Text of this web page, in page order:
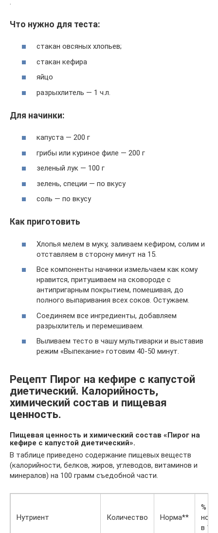
Что нужно для теста:
стакан овсяных хлопьев;
стакан кефира
яйцо
разрыхлитель — 1 ч.л.
Для начинки:
капуста — 200 г
грибы или куриное филе — 200 г
зеленый лук — 100 г
зелень, специи — по вкусу
соль — по вкусу
Как приготовить
Хлопья мелем в муку, заливаем кефиром, солим и
отставляем в сторону минут на 15.
Все компоненты начинки измельчаем как кому
нравится, притушиваем на сковороде с
антипригарным покрытием, помешивая, до
полного выпаривания всех соков. Остужаем.
Соединяем все ингредиенты, добавляем
разрыхлитель и перемешиваем.
Выливаем тесто в чашу мультиварки и выставив
режим «Выпекание» готовим 40-50 минут.
Рецепт Пирог на кефире с капустой
диетический. Калорийность,
химический состав и пищевая
ценность.
Пищевая ценность и химический состав «Пирог на
кефире с капустой диетический».
В таблице приведено содержание пищевых веществ
(калорийности, белков, жиров, углеводов, витаминов и
минералов) на 100 грамм съедобной части.
Нутриент Количество Норма**
% от
в